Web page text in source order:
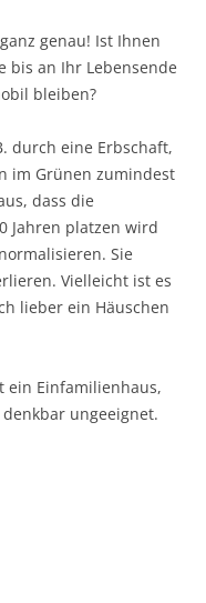
genau! Ist Ihnen
bis an Ihr Lebensende
bleiben?
durch eine Erbschaft,
im Grünen zumindest
dass die
Jahren platzen wird
Sie
Vielleicht ist es
lieber ein Häuschen
ein Einfamilienhaus,
ungeeignet.